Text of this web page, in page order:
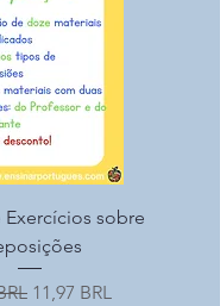
Exercícios sobre
Precio de oferta
11,97 BRL